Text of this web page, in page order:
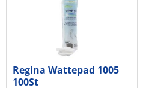
Regina Wattepad 1005
100St